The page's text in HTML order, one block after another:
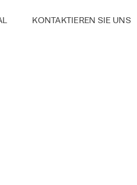
KONTAKTIEREN SIE UNS